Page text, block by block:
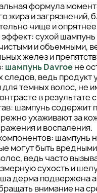
формула
жира и загрязнений,
чище и
сухой
и объемными,
желез и
шампунь Davroeне
ведь продукт
для темных волос, не
в результате
шампунь содержит
ухаживают за
и воспаления.
шампунь
могут быть
ведь часто
сухость и
дерма подвержена
внимание на